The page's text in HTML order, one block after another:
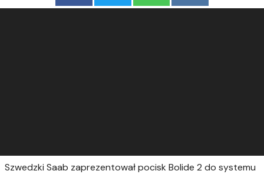
Szwedzki Saab zaprezentował pocisk Bolide 2 do systemu